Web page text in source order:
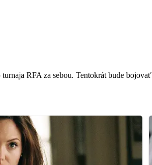
RFA za sebou. Tentokrát bude bojovať